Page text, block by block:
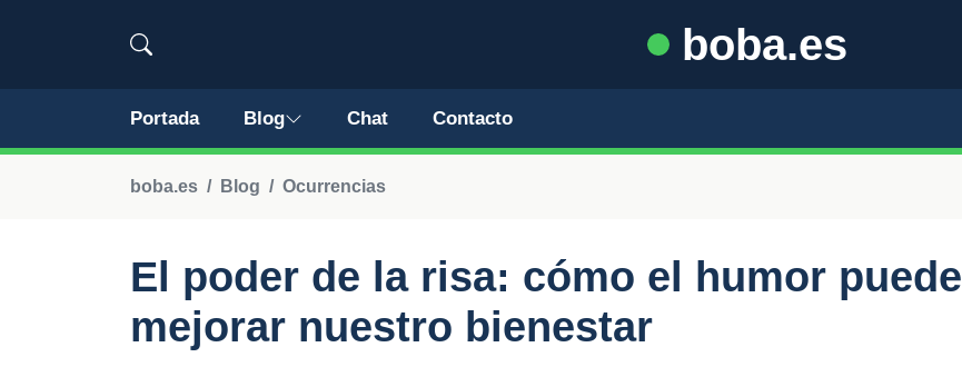
boba.es
Portada Blog Chat Contacto
boba.es Blog Ocurrencias
El poder de la risa: cómo el humor puede
mejorar nuestro bienestar